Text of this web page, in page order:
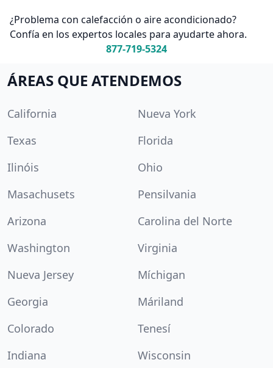
¿Problema con calefacción o aire acondicionado?
Confía en los expertos locales para ayudarte ahora.
877-719-5324
ÁREAS QUE ATENDEMOS
California
Nueva York
Texas
Florida
Ilinóis
Ohio
Masachusets
Pensilvania
Arizona
Carolina del Norte
Washington
Virginia
Nueva Jersey
Míchigan
Georgia
Máriland
Colorado
Tenesí
Indiana
Wisconsin